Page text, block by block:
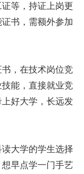
等，持证上岗更
书，需额外参加
，在技术岗位竞
能，直接就业竞
好大学，长远发
大学的学生选择
早点学一门手艺